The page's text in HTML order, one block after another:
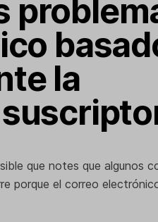
la
que notes que algunos
porque el correo